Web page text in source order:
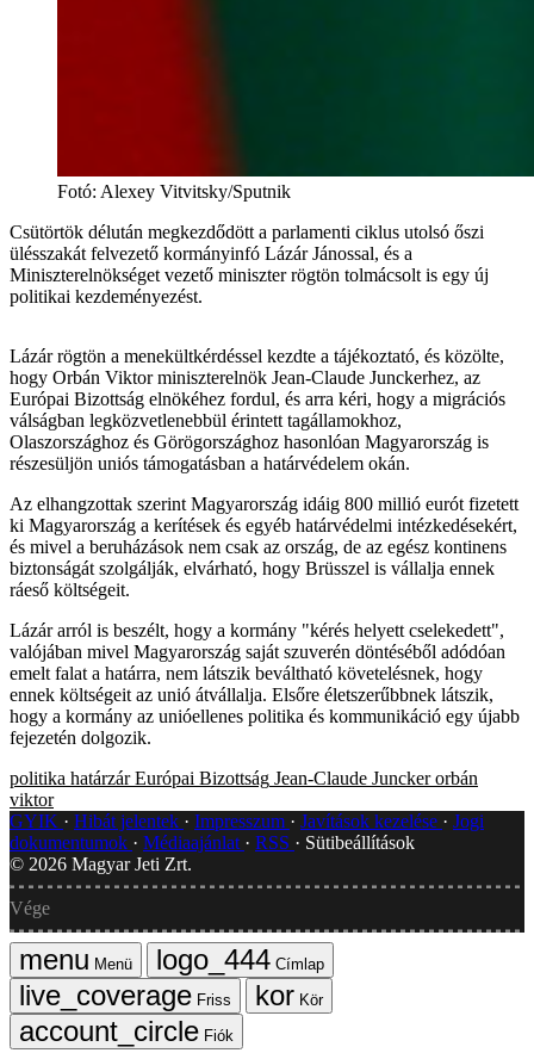
Fotó: Alexey Vitvitsky/Sputnik
Csütörtök délután megkezdődött a parlamenti ciklus utolsó őszi
ülésszakát felvezető kormányinfó Lázár Jánossal, és a
Miniszterelnökséget vezető miniszter rögtön tolmácsolt is egy új
politikai kezdeményezést.
Lázár rögtön a menekültkérdéssel kezdte a tájékoztató, és közölte,
hogy Orbán Viktor miniszterelnök Jean-Claude Junckerhez, az
Európai Bizottság elnökéhez fordul, és arra kéri, hogy a migrációs
válságban legközvetlenebbül érintett tagállamokhoz,
Olaszországhoz és Görögországhoz hasonlóan Magyarország is
részesüljön uniós támogatásban a határvédelem okán.
Az elhangzottak szerint Magyarország idáig 800 millió eurót fizetett
ki Magyarország a kerítések és egyéb határvédelmi intézkedésekért,
és mivel a beruházások nem csak az ország, de az egész kontinens
biztonságát szolgálják, elvárható, hogy Brüsszel is vállalja ennek
ráeső költségeit.
Lázár arról is beszélt, hogy a kormány "kérés helyett cselekedett",
valójában mivel Magyarország saját szuverén döntéséből adódóan
emelt falat a határra, nem látszik beváltható követelésnek, hogy
ennek költségeit az unió átvállalja. Elsőre életszerűbbnek látszik,
hogy a kormány az unióellenes politika és kommunikáció egy újabb
fejezetén dolgozik.
politika határzár Európai Bizottság Jean-Claude Juncker orbán
viktor
GYIK
Hibát jelentek Impresszum Javítások kezelése
Jogi
dokumentumok
Médiaajánlat RSS
Sütibeállítások
© 2026 Magyar Jeti Zrt.
Vége
Menü
Címlap
Friss
Kör
Fiók